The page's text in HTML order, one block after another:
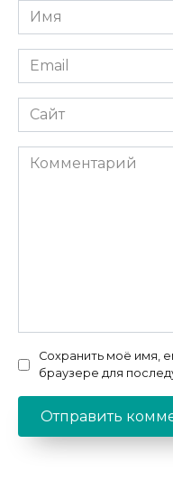
Имя
*
Email
*
Сайт
Комментарий
Сохранить моё имя,
браузере для